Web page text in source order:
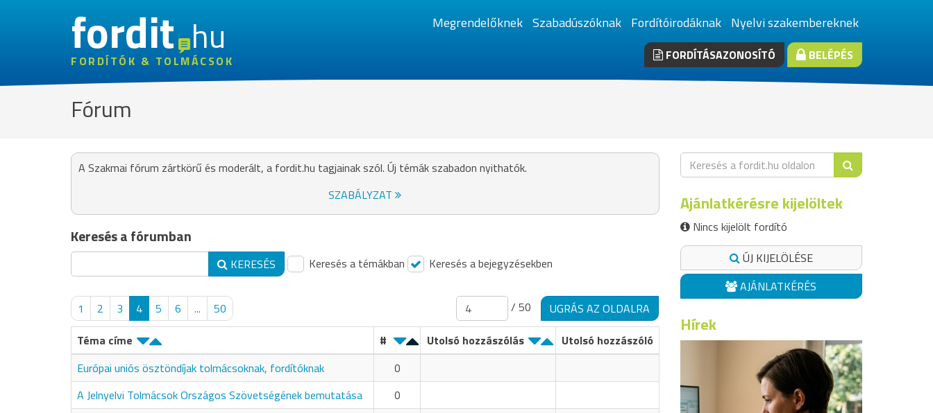
fordithu
FORDÍTÓK & TOLMÁCSOK
Megrendelőknek Szabadúszóknak Fordítóirodáknak Nyelvi szakembereknek
FORDÍTÁSAZONOSÍTÓ BELÉPÉS
Fórum
A Szakmai fórum zártkörű és moderált, a fordit.hu tagjainak szól. Új témák szabadon nyithatók.
SZABÁLYZAT
Keresés a fórumban
KERESÉS Keresés a témákban Keresés a bejegyzésekben
1 2 3 4 5 6 ... 50 / 50
UGRÁS AZ OLDALRA
Téma címe
# Utolsó hozzászólás
Utolsó hozzászóló
Európai uniós ösztöndíjak tolmácsoknak, fordítóknak
0
A Jelnyelvi Tolmácsok Országos Szövetségének bemutatása
0
Ajánlatkérésre kijelöltek
Nincs kijelölt fordító
ÚJ KIJELÖLÉSE
AJÁNLATKÉRÉS
Hírek